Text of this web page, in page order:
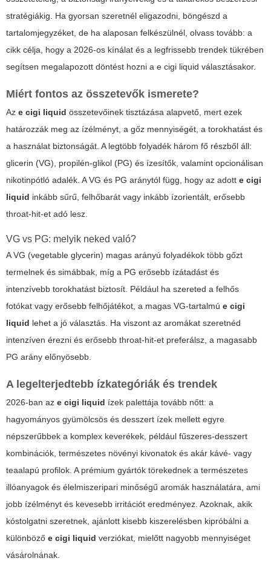
stratégiákig. Ha gyorsan szeretnél eligazodni, böngészd a
tartalomjegyzéket, de ha alaposan felkészülnél, olvass tovább: a
cikk célja, hogy a 2026-os kínálat és a legfrissebb trendek tükrében
segítsen megalapozott döntést hozni a e cigi liquid választásakor.
Miért fontos az összetevők ismerete?
Az e cigi liquid összetevőinek tisztázása alapvető, mert ezek
határozzák meg az ízélményt, a gőz mennyiségét, a torokhatást és
a használat biztonságát. A legtöbb folyadék három fő részből áll:
glicerin (VG), propilén-glikol (PG) és ízesítők, valamint opcionálisan
nikotinpótló adalék. A VG és PG aránytól függ, hogy az adott e cigi
liquid inkább sűrű, felhőbarát vagy inkább ízorientált, erősebb
throat-hit-et adó lesz.
VG vs PG: melyik neked való?
A VG (vegetable glycerin) magas arányú folyadékok több gőzt
termelnek és simábbak, míg a PG erősebb ízátadást és
intenzívebb torokhatást biztosít. Például ha szereted a felhős
fotókat vagy erősebb felhőjátékot, a magas VG-tartalmú e cigi
liquid lehet a jó választás. Ha viszont az aromákat szeretnéd
intenzíven érezni és erősebb throat-hit-et preferálsz, a magasabb
PG arány előnyösebb.
A legelterjedtebb ízkategóriák és trendek
2026-ban az e cigi liquid ízek palettája tovább nőtt: a
hagyományos gyümölcsös és desszert ízek mellett egyre
népszerűbbek a komplex keverékek, például fűszeres-desszert
kombinációk, természetes növényi kivonatok és akár kávé- vagy
teaalapú profilok. A prémium gyártók törekednek a természetes
illóanyagok és élelmiszeripari minőségű aromák használatára, ami
jobb ízélményt és kevesebb irritációt eredményez. Azoknak, akik
kóstolgatni szeretnek, ajánlott kisebb kiszerelésben kipróbálni a
különböző e cigi liquid verziókat, mielőtt nagyobb mennyiséget
vásárolnának.